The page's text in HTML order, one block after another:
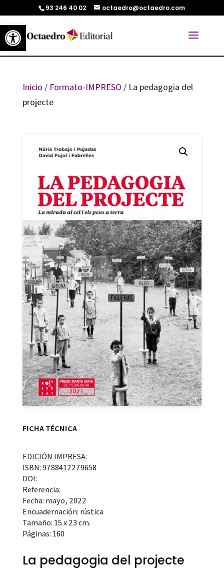
Abrir barra de herramientas
93 246 40 02 octaedro@octaedro.com
Inicio / Formato-IMPRESO / La pedagogia del
projecte
FICHA TÉCNICA
EDICIÓN IMPRESA:
ISBN: 9788412279658
DOI:
Referencia:
Fecha: mayo, 2022
Encuadernación: rústica
Tamaño: 15 x 23 cm.
Páginas: 160
La pedagogia del projecte